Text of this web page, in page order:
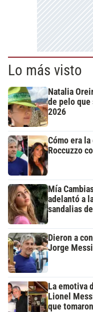
Lo más visto
Natalia
de pelo que
2026
Cómo era
Roccuzzo
Mía
adelantó a
sandalias
Dieron a
Jorge Messi
La emotiva
Lionel
que tomaron